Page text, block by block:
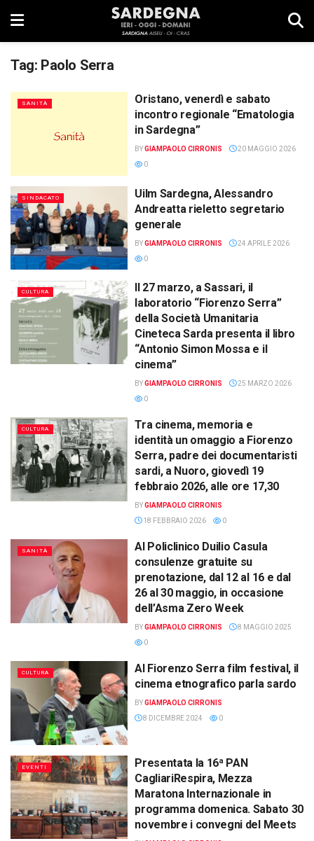
Tag: Paolo Serra
SANITÀ
Oristano, venerdì e sabato
incontro regionale “Ematologia
in Sardegna”
BYGIAMPAOLO CIRRONIS
20 MAGGIO 2026
0
SINDACATO
Uilm Sardegna, Alessandro
Andreatta rieletto segretario
generale
BYGIAMPAOLO CIRRONIS
24 APRILE 2026
0
CULTURA
Il 27 marzo, a Sassari, il
laboratorio “Fiorenzo Serra”
della Società Umanitaria
Cineteca Sarda presenta il libro
“Antonio Simon Mossa e il
cinema”
BYGIAMPAOLO CIRRONIS
25 MARZO 2026
0
CULTURA
Tra cinema, memoria e
identità un omaggio a Fiorenzo
Serra, padre dei documentaristi
sardi, a Nuoro, giovedì 19
febbraio 2026, alle ore 17,30
BYGIAMPAOLO CIRRONIS
18 FEBBRAIO 2026
0
SANITÀ
Al Policlinico Duilio Casula
consulenze gratuite su
prenotazione, dal 12 al 16 e dal
26 al 30 maggio, in occasione
dell’Asma Zero Week
BYGIAMPAOLO CIRRONIS
8 MAGGIO 2025
0
CULTURA
Al Fiorenzo Serra film festival, il
cinema etnografico parla sardo
BYGIAMPAOLO CIRRONIS
8 DICEMBRE 2024
0
EVENTI
Presentata la 16ª PAN
CagliariRespira, Mezza
Maratona Internazionale in
programma domenica. Sabato 30
novembre i convegni del Meets